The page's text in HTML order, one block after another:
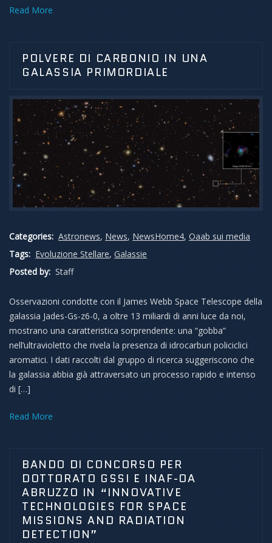
Read More
POLVERE DI CARBONIO IN UNA
GALASSIA PRIMORDIALE
Categories: Astronews, News, NewsHome4,Oaab sui media
Tags: Evoluzione Stellare,Galassie
Posted by: Staff
Osservazioni condotte con il James Webb Space Telescope della
galassia Jades-Gs-z6-0, a oltre 13 miliardi di anni luce da noi,
mostrano una caratteristica sorprendente: una “gobba”
nell’ultravioletto che rivela la presenza di idrocarburi policiclici
aromatici. I dati raccolti dal gruppo di ricerca suggeriscono che
la galassia abbia già attraversato un processo rapido e intenso
di […]
Read More
BANDO DI CONCORSO PER
DOTTORATO GSSI E INAF-OA
ABRUZZO IN “INNOVATIVE
TECHNOLOGIES FOR SPACE
MISSIONS AND RADIATION
DETECTION”